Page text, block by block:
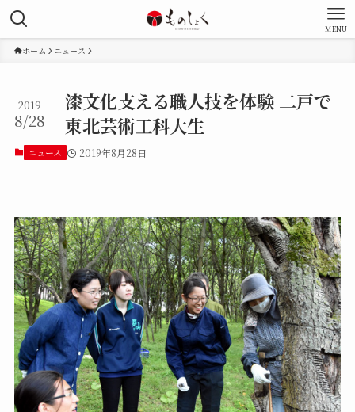
MENU
ホーム ニュース
漆文化支える職人技を体験 二戸で
東北芸術工科大生
2019
8/28
ニュース 2019年8月28日